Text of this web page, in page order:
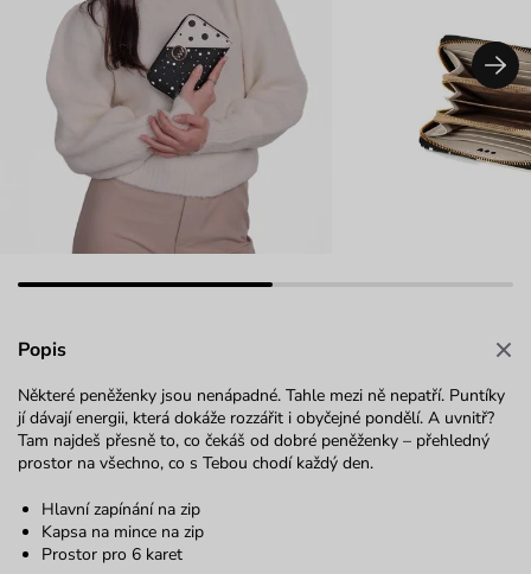
Popis
Některé peněženky jsou nenápadné. Tahle mezi ně nepatří. Puntíky
jí dávají energii, která dokáže rozzářit i obyčejné pondělí. A uvnitř?
Tam najdeš přesně to, co čekáš od dobré peněženky – přehledný
prostor na všechno, co s Tebou chodí každý den.
Hlavní zapínání na zip
Kapsa na mince na zip
Prostor pro 6 karet